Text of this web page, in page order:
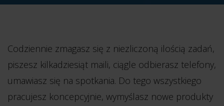
Codziennie zmagasz się z niezliczoną ilością zadań,
piszesz kilkadziesiąt maili, ciągle odbierasz telefony,
umawiasz się na spotkania. Do tego wszystkiego
pracujesz koncepcyjnie, wymyślasz nowe produkty